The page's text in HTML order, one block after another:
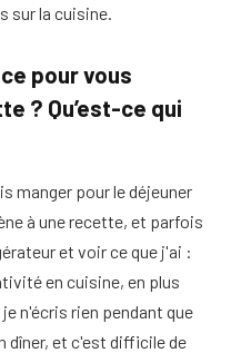
sur la cuisine.
pour vous
? Qu’est-ce qui
manger pour le déjeuner
à une recette, et parfois
et voir ce que j'ai :
en cuisine, en plus
n'écris rien pendant que
dîner, et c'est difficile de